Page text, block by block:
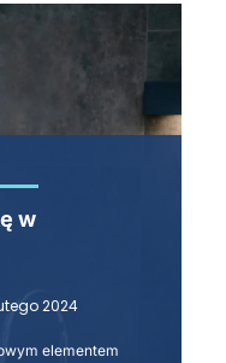
w
2024
elementem